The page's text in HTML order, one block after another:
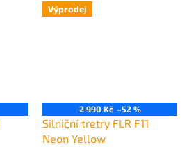
Výprodej
2 990 Kč –52 %
Silniční tretry FLR F11
Neon Yellow